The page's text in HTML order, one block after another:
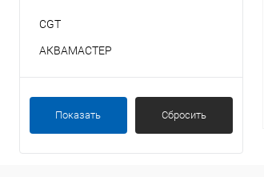
CGT
АКВАМАСТЕР
Показать Сбросить